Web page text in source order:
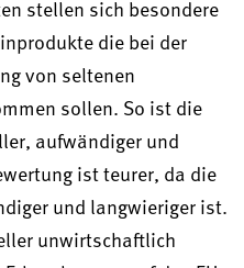
stellen sich besondere
die bei der
von seltenen
sollen. So ist die
aufwändiger und
ist teurer, da die
und langwieriger ist.
unwirtschaftlich